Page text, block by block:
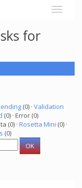
for
(0) · Validation
(0) · Error (0)
(0) · Rosetta Mini (0) ·
(0)